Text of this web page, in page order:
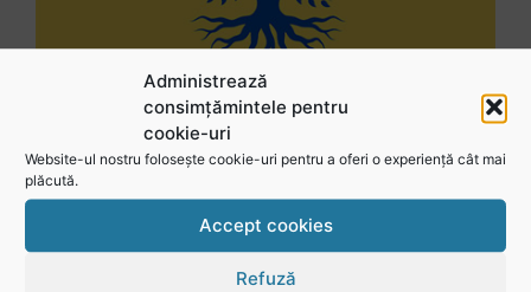
Administrează
consimțămintele pentru
cookie-uri
Website-ul nostru folosește cookie-uri pentru a oferi o experiență cât mai
plăcută.
Accept cookies
Refuză
Urmărește-ne în social media